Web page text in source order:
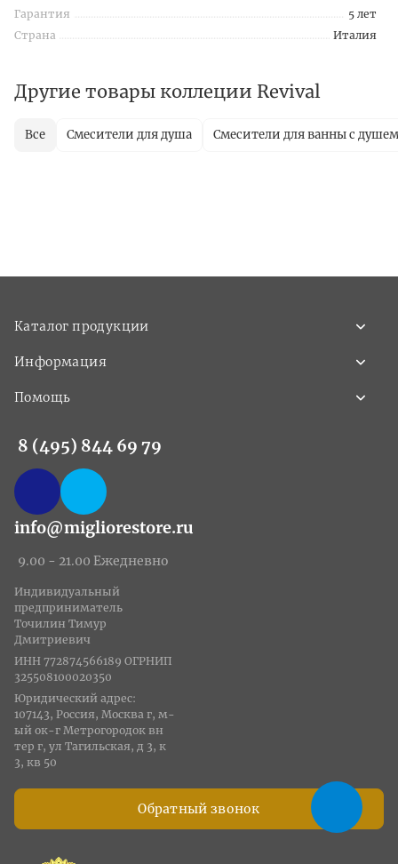
Гарантия
5 лет
Страна
Италия
Другие товары коллеции Revival
Все Смесители для душа Смесители для ванны с душем
Каталог продукции
Информация
Помощь
8 (495) 844 69 79
info@migliorestore.ru
9.00 - 21.00 Ежедневно
Обратный звонок
Индивидуальный
предприниматель
Точилин Тимур
Дмитриевич
ИНН 772874566189 ОГРНИП
325508100020350
Юридический адрес:
107143, Россия, Москва г, м-
ый ок-г Метрогородок вн
тер г, ул Тагильская, д 3, к
3, кв 50